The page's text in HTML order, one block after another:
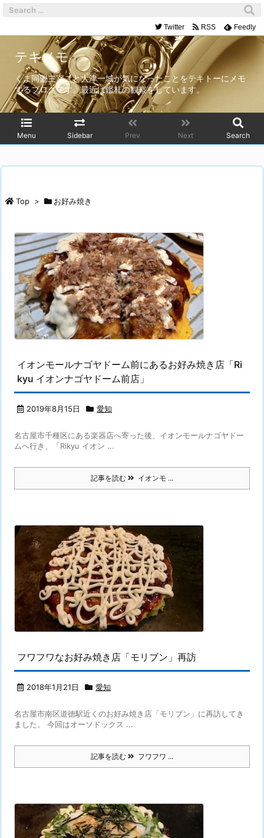
テキメモ
くま同盟主宰こと大津一城が気になったことをテキトーにメモ
するブログです。最近は鑑札の観察をしています。
Menu Sidebar Prev Next Search
Twitter RSS Feedly
Top > お好み焼き
イオンモールナゴヤドーム前にあるお好み焼き店「Ri
kyu イオンナゴヤドーム前店」
2019年8月15日 愛知
名古屋市千種区にある楽器店へ寄った後、イオンモールナゴヤドー
ムへ行き、「Rikyu イオン ...
記事を読む イオンモ ...
フワフワなお好み焼き店「モリブン」再訪
2018年1月21日 愛知
名古屋市南区道徳駅近くのお好み焼き店「モリブン」に再訪してき
ました。 今回はオーソドックス ...
記事を読む フワフワ ...